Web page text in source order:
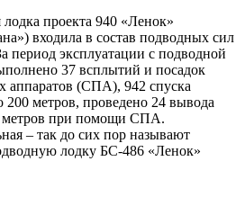
проекта 940 «Ленок»
входила в состав подводных сил
период эксплуатации с подводной
37 всплытий и посадок
аппаратов (СПА), 942 спуска
200 метров, проведено 24 вывода
метров при помощи СПА.
– так до сих пор называют
лодку БС-486 «Ленок»